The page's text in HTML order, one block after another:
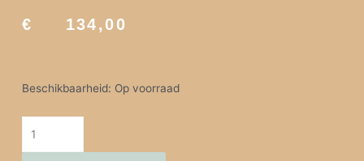
€ 134,00
Beschikbaarheid: Op voorraad
ViA KOUD | INSPIRATIE aantal